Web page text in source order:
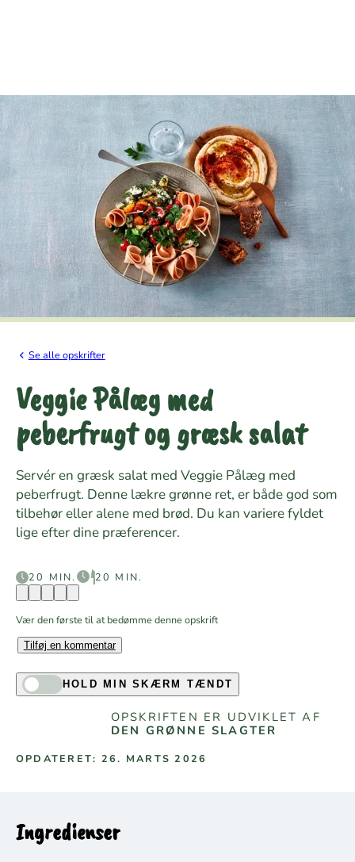
Se alle opskrifter
Veggie Pålæg med
peberfrugt og græsk salat
Servér en græsk salat med Veggie Pålæg med
peberfrugt. Denne lækre grønne ret, er både god som
tilbehør eller alene med brød. Du kan variere fyldet
lige efter dine præferencer.
20 MIN. 20 MIN.
Vær den første til at bedømme denne opskrift
Tilføj en kommentar
HOLD MIN SKÆRM TÆNDT
OPSKRIFTEN ER UDVIKLET AF
DEN GRØNNE SLAGTER
OPDATERET: 26. MARTS 2026
Ingredienser